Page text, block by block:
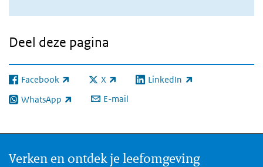
Deel deze pagina
Facebook
(externe link) X
(externe link) LinkedIn
(externe link)
WhatsApp
(externe link) E-mail
Verken en ontdek je leefomgeving